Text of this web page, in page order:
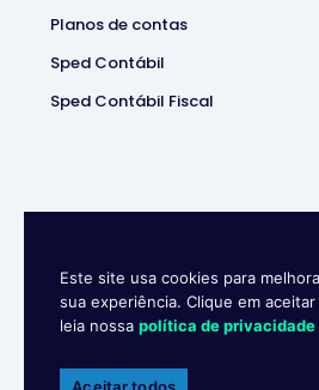
Planos de contas
Sped Contábil
Sped Contábil Fiscal
Makro System• Sistema
Contábill | (37) 3229-5850 |
Política de privacidade
Endereço:R. Ipanema, 180 –
Este site usa cookies para
sua experiência. Clique em aceitar
leia nossa política de privacidade
Aceitar todos